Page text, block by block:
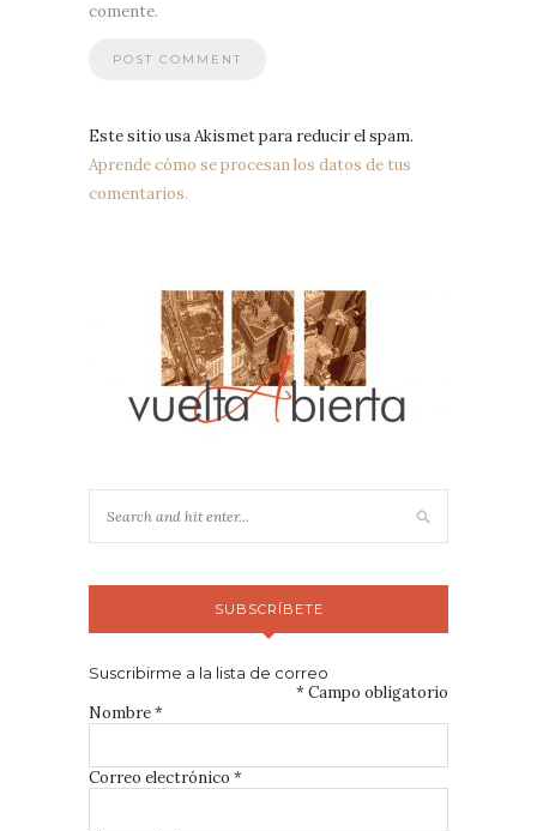
comente.
Este sitio usa Akismet para reducir el spam.
Aprende cómo se procesan los datos de tus
comentarios.
SUBSCRÍBETE
Suscribirme a la lista de correo
* Campo obligatorio
Nombre*
Correo electrónico *